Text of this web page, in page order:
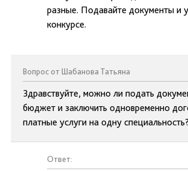
разные. Подавайте документы и
конкурсе.
Вопрос от Шабанова Татьяна
Здравствуйте, можно ли подать
бюджет и заключить одновременно
платные услуги на одну специальность?
Ответ: